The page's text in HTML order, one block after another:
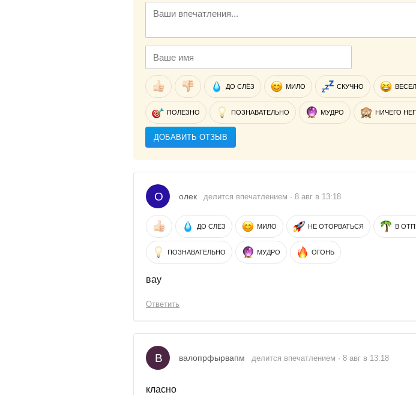
ДО СЛЁЗ МИЛО СКУЧНО
ПОЛЕЗНО ПОЗНАВАТЕЛЬНО МУДРО НИЧЕГО
ДОБАВИТЬ ОТЗЫВ
О олек делится впечатлением · 8 авг в 13:18
ДО СЛЁЗ МИЛО НЕ ОТОРВАТЬСЯ В
ПОЗНАВАТЕЛЬНО МУДРО ОГОНЬ
вау
Ответить
В валопрфырвапм делится впечатлением · 8 авг в 13:18
класно